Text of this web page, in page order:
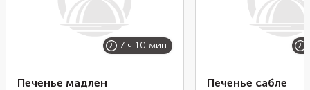
7 ч 10 мин
Печенье мадлен Печенье сабле